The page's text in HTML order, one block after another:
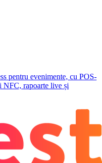
pentru evenimente, cu POS-
NFC, rapoarte live și